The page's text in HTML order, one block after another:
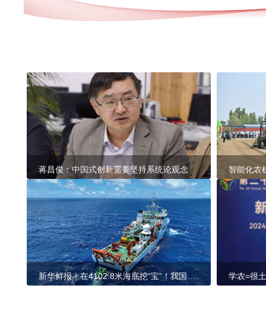
蒋昌俊：中国式创新需要坚持系统论观念 智能化农
新华鲜报｜在4102.8米海底挖“宝”！我国深海采矿车迎来新突破 学农=很